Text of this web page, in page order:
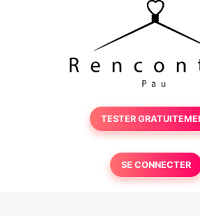
TESTER
SE CONNECTER